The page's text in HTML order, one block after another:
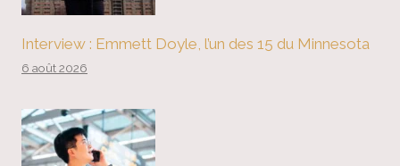
Interview : Emmett Doyle, l’un des 15 du Minnesota
6 août 2026